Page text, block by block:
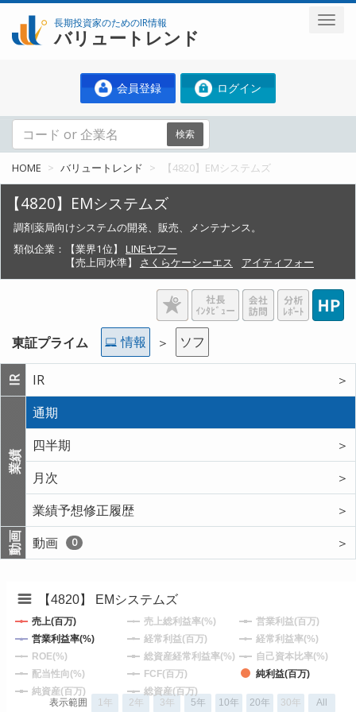
長期投資家のためのIR情報
バリュートレンド
会員登録 ログイン
検索
HOME バリュートレンド 【4820】EMシステムズ
【4820】EMシステムズ
調剤薬局向けシステムの開発、販売、メンテナンス。
類似企業：
【業界1位】
LINEヤフー
【売上同水準】
さくらケーシーエス アイティフォー
東証プライム 情報 ＞ ソフ
IR IR ＞
業績
通期
四半期
＞
月次
＞
業績予想修正履歴
＞
動画 動画 0 ＞
【4820】 EMシステムズ
表示範囲 1年 2年 3年 5年 10年 20年 30年 All
売上(百万) 売上総利益率(%)
営業利益(百万)
営業利益率(%)
経常利益(百万)
経常利益率(%)
ROE(%)
総資産経常利益率(%)
自己資本比率(%)
配当性向(%)
FCF(百万)
純利益(百万)
純資産(百万)
総資産(百万)